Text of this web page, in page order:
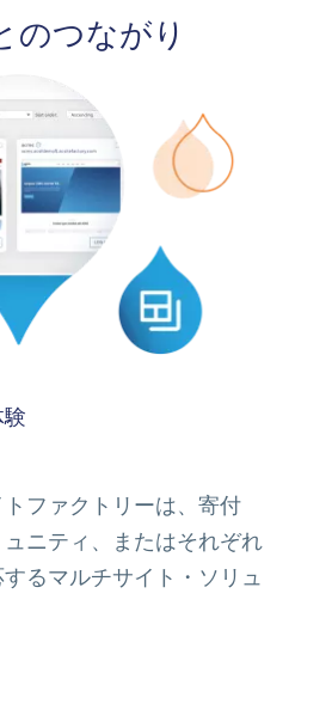
のつながり
ファクトリーは、寄付
ニティ、またはそれぞれ
るマルチサイト・ソリュ